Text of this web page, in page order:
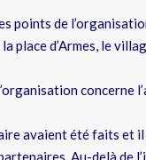
points de
d’Armes, le
concerne
avaient été faits et
Au-delà de